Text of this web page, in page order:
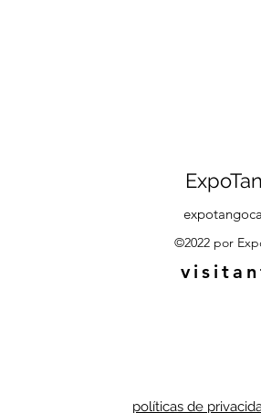
©2022 por
políticas de